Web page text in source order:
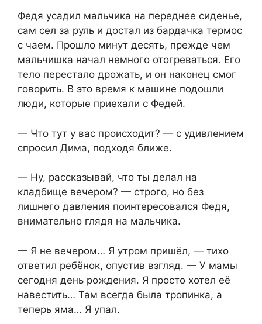
Федя усадил мальчика на переднее сиденье,
сам сел за руль и достал из бардачка термос
с чаем. Прошло минут десять, прежде чем
мальчишка начал немного отогреваться. Его
тело перестало дрожать, и он наконец смог
говорить. В это время к машине подошли
люди, которые приехали с Федей.
— Что тут у вас происходит? — с удивлением
спросил Дима, подходя ближе.
— Ну, рассказывай, что ты делал на
кладбище вечером? — строго, но без
лишнего давления поинтересовался Федя,
внимательно глядя на мальчика.
— Я не вечером… Я утром пришёл, — тихо
ответил ребёнок, опустив взгляд. — У мамы
сегодня день рождения. Я просто хотел её
навестить… Там всегда была тропинка, а
теперь яма… Я упал.